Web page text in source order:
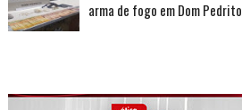
arma de fogo em Dom Pedrito